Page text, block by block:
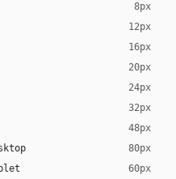
8px
12px
16px
20px
24px
32px
48px
80px
60px